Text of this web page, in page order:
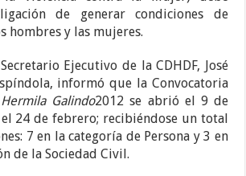
de generar condiciones de
hombres y las mujeres.
Ejecutivo de la CDHDF, José
informó que la Convocatoria
Hermila Galindo2012 se abrió el 9 de
24 de febrero; recibiéndose un total
7 en la categoría de Persona y 3 en
de la Sociedad Civil.